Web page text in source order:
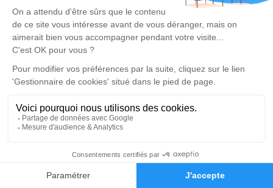
Faire-part Hommages
Un service de plantation d’arbre hommage estdisponible
jeudi 07 mars 2024 à 14h00
Crématorium de Corné de Corné Loire-
Authion
49630 Corné Loire-Authion